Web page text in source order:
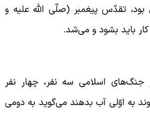
تقدّس پیغمبر (صلّی الله علیه و
باید بشود و می‌شد.
اسلامی سه نفر، چهار نفر
به اوّلی آب بدهند می‌گوید به دومی